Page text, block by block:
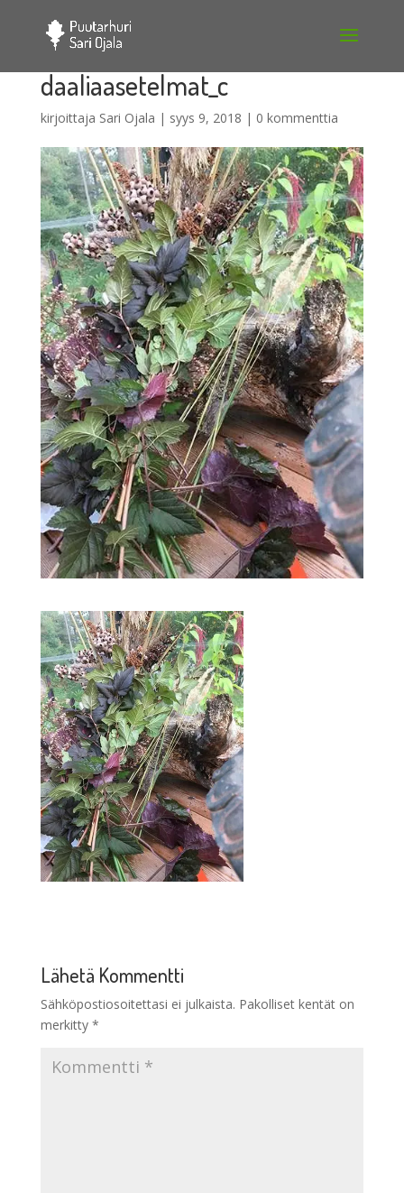
daaliaasetelmat_c
kirjoittaja Sari Ojala | syys 9, 2018 | 0 kommenttia
Lähetä Kommentti
Sähköpostiosoitettasi ei julkaista. Pakolliset kentät on
merkitty *